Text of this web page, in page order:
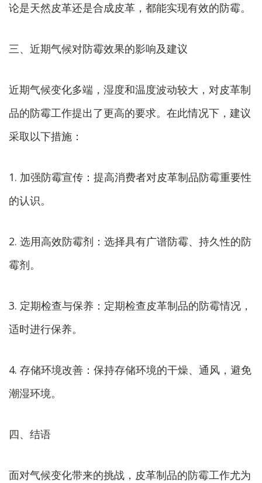
论是天然皮革还是合成皮革，都能实现有效的防霉。
三、近期气候对防霉效果的影响及建议
近期气候变化多端，湿度和温度波动较大，对皮革制
品的防霉工作提出了更高的要求。在此情况下，建议
采取以下措施：
1. 加强防霉宣传：提高消费者对皮革制品防霉重要性
的认识。
2. 选用高效防霉剂：选择具有广谱防霉、持久性的防
霉剂。
3. 定期检查与保养：定期检查皮革制品的防霉情况，
适时进行保养。
4. 存储环境改善：保持存储环境的干燥、通风，避免
潮湿环境。
四、结语
面对气候变化带来的挑战，皮革制品的防霉工作尤为